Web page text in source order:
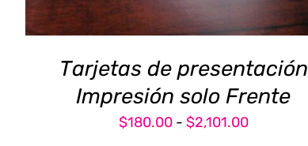
OPCIONES
SE
PUEDEN
ELEGIR
EN
LA
PÁGINA
Tarjetas de presentación
Impresión solo Frente
$180.00 - $2,101.00Rango